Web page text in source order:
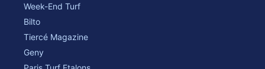
Week-End Turf
Bilto
Tiercé Magazine
Geny